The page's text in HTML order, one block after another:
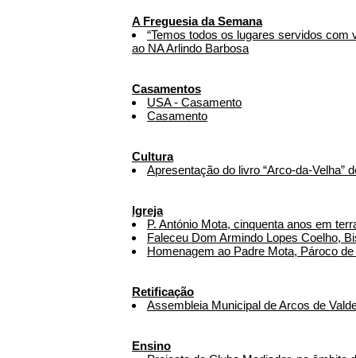
A Freguesia da Semana
“Temos todos os lugares servidos com
ao NA Arlindo Barbosa
Casamentos
USA - Casamento
Casamento
Cultura
Apresentação do livro “Arco-da-Velha”
Igreja
P. António Mota, cinquenta anos em
Faleceu Dom Armindo Lopes Coelho,
Homenagem ao Padre Mota, Pároco
Retificação
Assembleia Municipal de Arcos de
Ensino